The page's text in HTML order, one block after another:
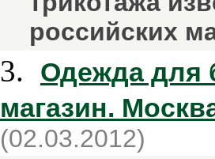
российских
3.
Одежда для
магазин.
(02.03.2012)